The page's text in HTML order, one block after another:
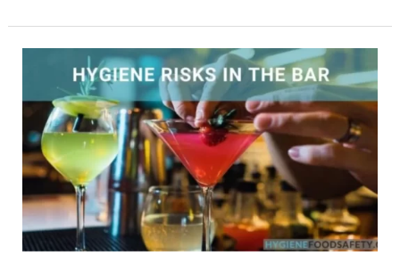
vệ
sinh
trong
quán
bar
là
gì?